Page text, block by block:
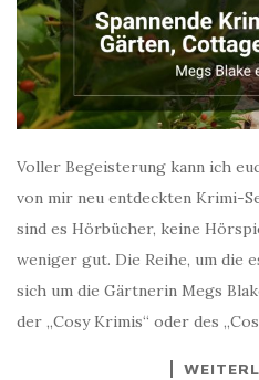
Voller Begeisterung kann ich
von mir neu entdeckten Krimi-
sind es Hörbücher, keine
weniger gut. Die Reihe, um die
sich um die Gärtnerin Megs
der „Cosy Krimis“ oder des